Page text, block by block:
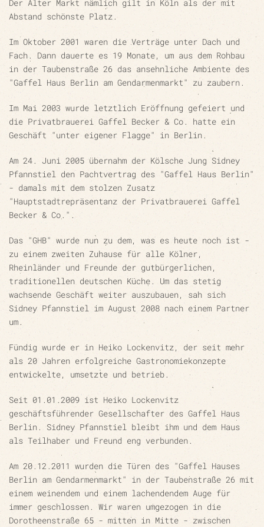
Der Alter Markt nämlich gilt in Köln als der mit
Abstand schönste Platz.
Im Oktober 2001 waren die Verträge unter Dach und
Fach. Dann dauerte es 19 Monate, um aus dem Rohbau
in der Taubenstraße 26 das ansehnliche Ambiente des
"Gaffel Haus Berlin am Gendarmenmarkt" zu zaubern.
Im Mai 2003 wurde letztlich Eröffnung gefeiert und
die Privatbrauerei Gaffel Becker & Co. hatte ein
Geschäft "unter eigener Flagge" in Berlin.
Am 24. Juni 2005 übernahm der Kölsche Jung Sidney
Pfannstiel den Pachtvertrag des "Gaffel Haus Berlin"
- damals mit dem stolzen Zusatz
"Hauptstadtrepräsentanz der Privatbrauerei Gaffel
Becker & Co.".
Das "GHB" wurde nun zu dem, was es heute noch ist -
zu einem zweiten Zuhause für alle Kölner,
Rheinländer und Freunde der gutbürgerlichen,
traditionellen deutschen Küche. Um das stetig
wachsende Geschäft weiter auszubauen, sah sich
Sidney Pfannstiel im August 2008 nach einem Partner
um.
Fündig wurde er in Heiko Lockenvitz, der seit mehr
als 20 Jahren erfolgreiche Gastronomiekonzepte
entwickelte, umsetzte und betrieb.
Seit 01.01.2009 ist Heiko Lockenvitz
geschäftsführender Gesellschafter des Gaffel Haus
Berlin. Sidney Pfannstiel bleibt ihm und dem Haus
als Teilhaber und Freund eng verbunden.
Am 20.12.2011 wurden die Türen des "Gaffel Hauses
Berlin am Gendarmenmarkt" in der Taubenstraße 26 mit
einem weinendem und einem lachendendem Auge für
immer geschlossen. Wir waren umgezogen in die
Dorotheenstraße 65 - mitten in Mitte - zwischen